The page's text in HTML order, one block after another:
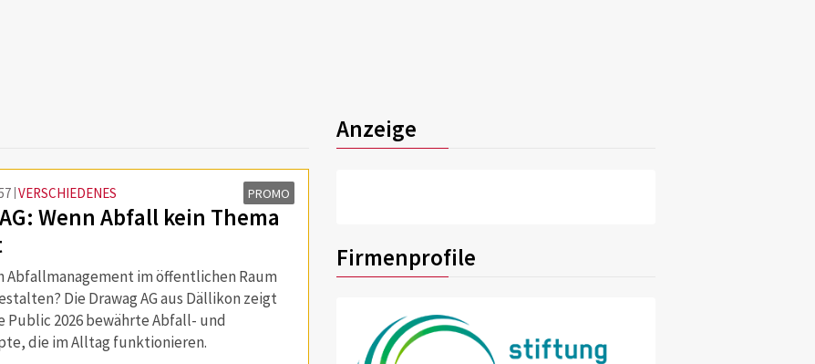
VERSCHIEDENES PROMO
Wenn Abfall kein Thema
Abfallmanagement im öffentlichen Raum
Die Drawag AG aus Dällikon zeigt
Public 2026 bewährte Abfall- und
die im Alltag funktionieren.
Anzeige
Firmenprofile